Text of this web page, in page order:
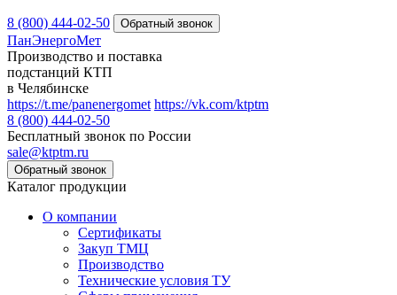
8 (800) 444-02-50
ПанЭнергоМет
Производство и поставка
подстанций КТП
в Челябинске
https://t.me/panenergomet https://vk.com/ktptm
8 (800) 444-02-50
Бесплатный звонок по России
sale@ktptm.ru
Каталог продукции
О компании
Сертификаты
Закуп ТМЦ
Производство
Технические условия ТУ